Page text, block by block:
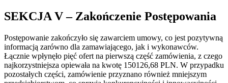
SEKCJA V – Zakończenie Postępowania
Postępowanie zakończyło się zawarciem umowy, co jest pozytywną
informacją zarówno dla zamawiającego, jak i wykonawców.
Łącznie wpłynęło pięć ofert na pierwszą część zamówienia, z czego
najkorzystniejsza opiewała na kwotę 150126,68 PLN. W przypadku
pozostałych części, zamówienie przyznano również mniejszym